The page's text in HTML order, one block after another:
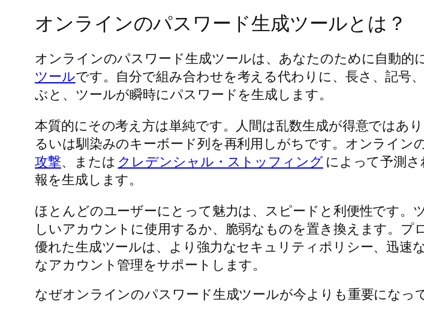
オンラインのパスワード生成ツールとは？
オンラインのパスワード生成ツールは、あなたのために自動的
ツールです。自分で組み合わせを考える代わりに、長さ、記号
ぶと、ツールが瞬時にパスワードを生成します。
本質的にその考え方は単純です。人間は乱数生成が得意ではあ
るいは馴染みのキーボード列を再利用しがちです。オンライン
攻撃、または クレデンシャル・ストッフィングによって予測さ
報を生成します。
ほとんどのユーザーにとって魅力は、スピードと利便性です
しいアカウントに使用するか、脆弱なものを置き換えます。プ
優れた生成ツールは、より強力なセキュリティポリシー、迅
なアカウント管理をサポートします。
なぜオンラインのパスワード生成ツールが今よりも重要になっ